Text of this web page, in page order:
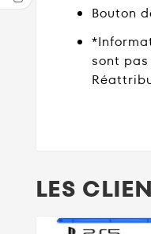
Bouton
sont
LES